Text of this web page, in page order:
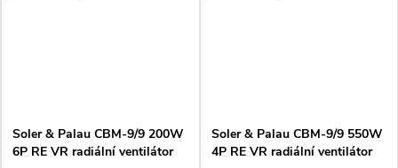
Soler & Palau CBM-9/9 200W
6P RE VR radiální ventilátor
Soler & Palau CBM-9/9 550W
4P RE VR radiální ventilátor